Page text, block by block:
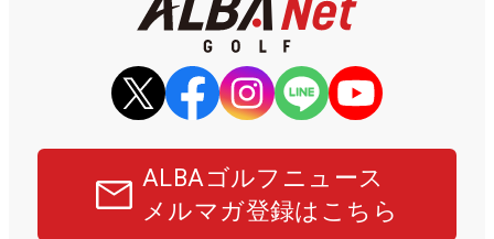
ALBAゴルフニュース
メルマガ登録はこちら